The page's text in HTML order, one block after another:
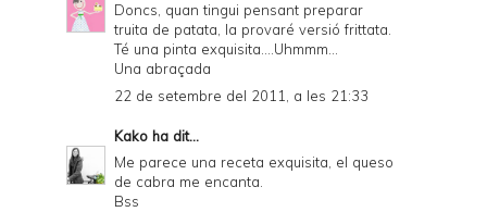
e
n
d
l
Doncs, quan tingui pensant preparar
truita de patata, la provaré versió frittata.
Té una pinta exquisita....Uhmmm...
Una abraçada
22 de setembre del 2011, a les 21:33
Kako ha dit...
Me parece una receta exquisita, el queso
de cabra me encanta.
Bss